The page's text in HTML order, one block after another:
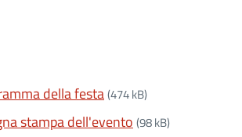
della festa(474 kB)
stampa dell'evento (98 kB)